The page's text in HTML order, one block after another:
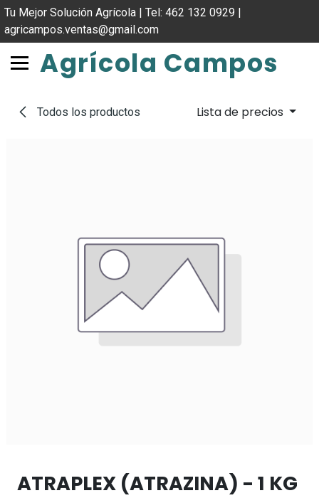
Tu Mejor Solución Agrícola | Tel: 462 132 0929 |
agricampos.ventas@gmail.com
Agrícola Campos
Todos los productos Lista de precios
ATRAPLEX (ATRAZINA) - 1 KG